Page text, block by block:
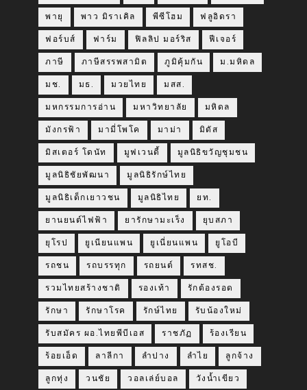
พายุ พาว มิราเคิล พีซีโฮม ฟลูอิดรา
ฟอร์บส์ ฟาร์ม ฟิลลิป มอร์ริส ฟีเจอร์
ภาษี ภาษีสรรพสามิต ภูมิคุ้มกัน ม.มหิดล
มช. มธ. มวยไทย มสส.
มหกรรมการอ่าน มหาวิทยาลัย มหิดล
มังกรฟ้า มามี่โพโค มาม่า มิดัส
มิสเตอร์ โดนัท มูฟเวนดี้ มูลนิธิขวัญชุมชน
มูลนิธิชัยพัฒนา มูลนิธิรักษ์ไทย
มูลนิธิเด็กเยาวชน มูลนิธิไทย ยท.
ยานยนต์ไฟฟ้า ยารักษามะเร็ง ยุบสภา
ยุโรป ยูเนียนแพน ยูเนี่ยนแพน ยูโอบี
รถชน รถบรรทุก รถยนต์ รทสช.
รวมไทยสร้างชาติ รองเท้า รักต้องรอด
รักษา รักษาโรค รักษ์ไทย รับน้องใหม่
รับสมัคร ผอ.ไทยพีบีเอส ราชภัฏ ร้องเรียน
ร้อยเอ็ด ลาลีกา ลำปาง ลำไย ลูกจ้าง
ลูกทุ่ง วนชัย วอลเล่ย์บอล วังน้ำเขียว